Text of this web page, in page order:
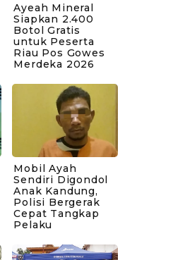
Ayeah Mineral
Siapkan 2.400
Botol Gratis
untuk Peserta
Riau Pos Gowes
Merdeka 2026
Mobil Ayah
Sendiri Digondol
Anak Kandung,
Polisi Bergerak
Cepat Tangkap
Pelaku